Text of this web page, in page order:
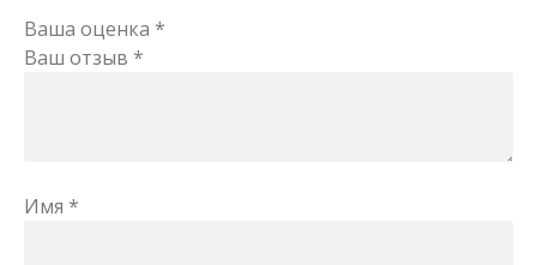
Ваша оценка *
Ваш отзыв *
Имя *